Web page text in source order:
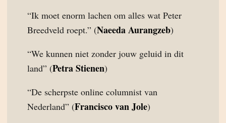
“Ik moet enorm lachen om alles wat Peter
Breedveld roept.” (Naeeda Aurangzeb)
“We kunnen niet zonder jouw geluid in dit
land” (Petra Stienen)
“De scherpste online columnist van
Nederland” (Francisco van Jole)